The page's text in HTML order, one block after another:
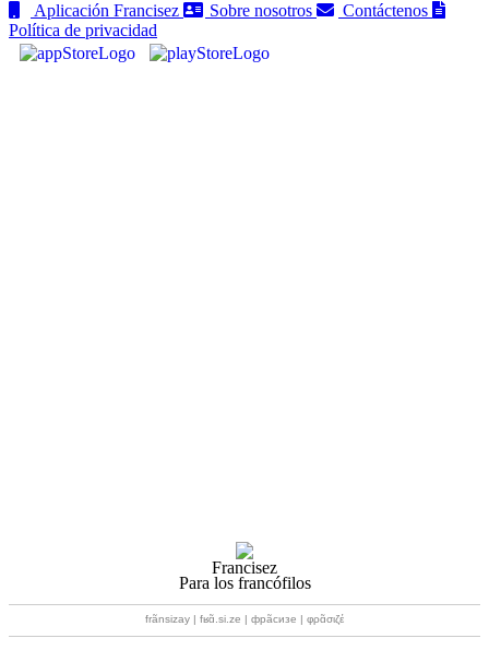
Aplicación Francisez
Sobre nosotros
Contáctenos
Política de privacidad
Francisez
Para los francófilos
frãnsizay | fʁɑ̃.si.ze | фрãсизе | φρɑ̃σιζέ